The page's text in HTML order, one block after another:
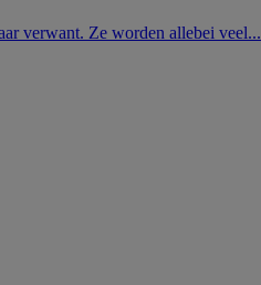
verwant. Ze worden allebei veel...